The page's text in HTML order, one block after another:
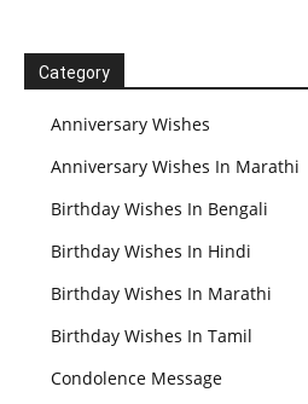
Category
Anniversary Wishes
Anniversary Wishes In Marathi
Birthday Wishes In Bengali
Birthday Wishes In Hindi
Birthday Wishes In Marathi
Birthday Wishes In Tamil
Condolence Message